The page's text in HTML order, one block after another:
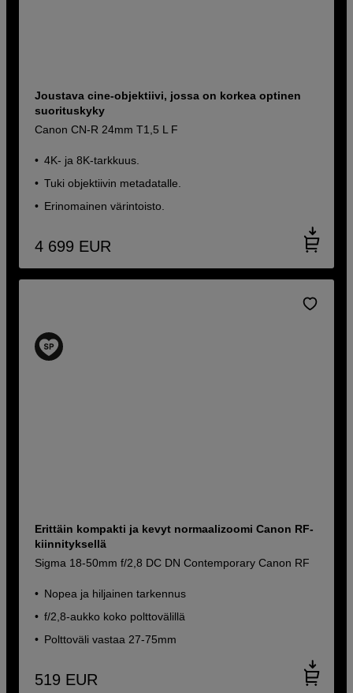
Joustava cine-objektiivi, jossa on korkea optinen
suorituskyky
Canon CN-R 24mm T1,5 L F
4K- ja 8K-tarkkuus.
Tuki objektiivin metadatalle.
Erinomainen värintoisto.
4 699 EUR
Erittäin kompakti ja kevyt normaalizoomi Canon RF-
kiinnityksellä
Sigma 18-50mm f/2,8 DC DN Contemporary Canon RF
Nopea ja hiljainen tarkennus
f/2,8-aukko koko polttovälillä
Polttoväli vastaa 27-75mm
519 EUR